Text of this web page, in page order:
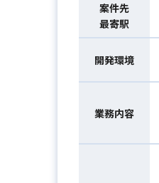
案件先
最寄駅
開発環境
業務内容